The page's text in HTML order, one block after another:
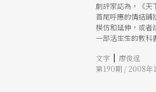
劇評家認為，《天
首尾呼應的情結鋪
模仿和延伸，或者
一部活生生的教科
不僅三度重演，巡
視劇播出，今年更
文字 | 廖俊逞
第190期 / 2008年